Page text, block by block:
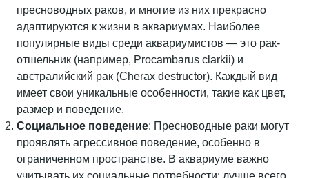
пресноводных раков, и многие из них прекрасно
адаптируются к жизни в аквариумах. Наиболее
популярные виды среди аквариумистов — это рак-
отшельник (например, Procambarus clarkii) и
австралийский рак (Cherax destructor). Каждый вид
имеет свои уникальные особенности, такие как цвет,
размер и поведение.
Социальное поведение: Пресноводные раки могут
проявлять агрессивное поведение, особенно в
ограниченном пространстве. В аквариуме важно
учитывать их социальные потребности: лучше всего